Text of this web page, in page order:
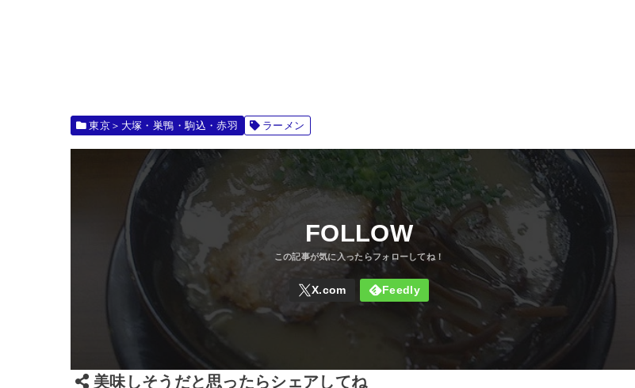
東京＞大塚・巣鴨・駒込・赤羽 ラーメン
FOLLOW
美味しそうだと思ったらシェアしてね